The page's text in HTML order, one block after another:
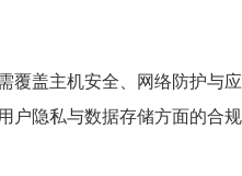
覆盖主机安全、网络防护与
户隐私与数据存储方面的合